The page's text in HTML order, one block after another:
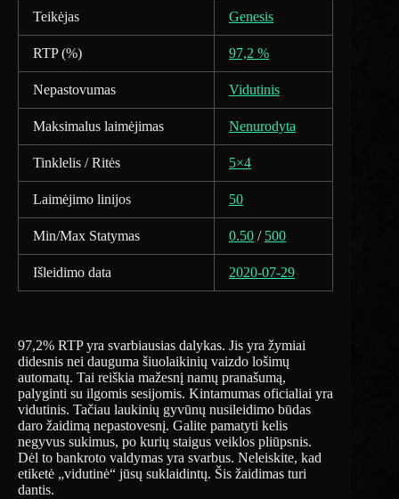
Teikėjas Genesis
RTP (%) 97,2 %
Nepastovumas Vidutinis
Maksimalus laimėjimas Nenurodyta
Tinklelis / Ritės 5×4
Laimėjimo linijos 50
Min/Max Statymas 0.50 / 500
Išleidimo data 2020-07-29
97,2% RTP yra svarbiausias dalykas. Jis yra žymiai
didesnis nei dauguma šiuolaikinių vaizdo lošimų
automatų. Tai reiškia mažesnį namų pranašumą,
palyginti su ilgomis sesijomis. Kintamumas oficialiai yra
vidutinis. Tačiau laukinių gyvūnų nusileidimo būdas
daro žaidimą nepastovesnį. Galite pamatyti kelis
negyvus sukimus, po kurių staigus veiklos pliūpsnis.
Dėl to bankroto valdymas yra svarbus. Neleiskite, kad
etiketė „vidutinė“ jūsų suklaidintų. Šis žaidimas turi
dantis.